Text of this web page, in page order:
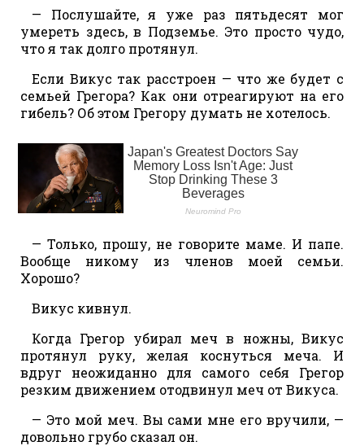
— Послушайте, я уже раз пятьдесят мог
умереть здесь, в Подземье. Это просто чудо,
что я так долго протянул.
Если Викус так расстроен — что же будет с
семьей Грегора? Как они отреагируют на его
гибель? Об этом Грегору думать не хотелось.
— Только, прошу, не говорите маме. И папе.
Вообще никому из членов моей семьи.
Хорошо?
Викус кивнул.
Когда Грегор убирал меч в ножны, Викус
протянул руку, желая коснуться меча. И
вдруг неожиданно для самого себя Грегор
резким движением отодвинул меч от Викуса.
— Это мой меч. Вы сами мне его вручили, —
довольно грубо сказал он.